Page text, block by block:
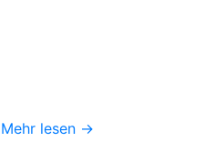
Mehr lesen →